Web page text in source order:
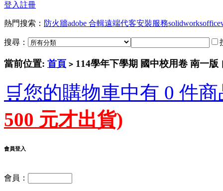
登入註冊
熱門搜索： 防火牆adobe 合輯遠端代客安裝服務solidworksoffice
搜尋：
當前位置: 首頁 > 114學年下學期 國中校用卷 南一
🛒您的購物車中有 0 件
500 元才出貨)
會員登入
會員：